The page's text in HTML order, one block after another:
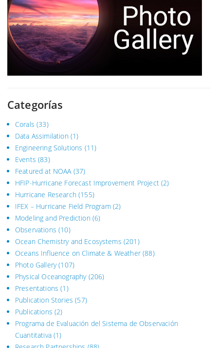
Categorías
Corals (33)
Data Assimilation(1)
Engineering Solutions (11)
Events (83)
Featured at NOAA(37)
HFIP-Hurricane Forecast Improvement Project(2)
Hurricane Research(155)
IFEX – Hurricane Field Program(2)
Modeling and Prediction(6)
Observations (10)
Ocean Chemistry and Ecosystems (201)
Oceans Influence on Climate & Weather(88)
Photo Gallery(107)
Physical Oceanography(206)
Presentations (1)
Publication Stories (57)
Publications (2)
Programa de Evaluación del Sistema de Observación
Cuantitativa (1)